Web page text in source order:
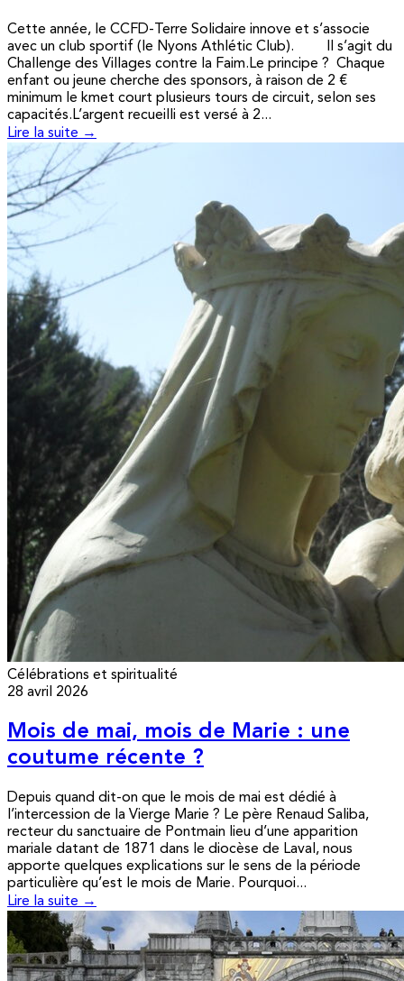
Cette année, le CCFD-Terre Solidaire innove et s’associe
avec un club sportif (le Nyons Athlétic Club). Il s’agit du
Challenge des Villages contre la Faim.Le principe ? Chaque
enfant ou jeune cherche des sponsors, à raison de 2 €
minimum le kmet court plusieurs tours de circuit, selon ses
capacités.L’argent recueilli est versé à 2...
Lire la suite →
Célébrations et spiritualité
28 avril 2026
Mois de mai, mois de Marie : une
coutume récente ?
Depuis quand dit-on que le mois de mai est dédié à
l’intercession de la Vierge Marie ? Le père Renaud Saliba,
recteur du sanctuaire de Pontmain lieu d’une apparition
mariale datant de 1871 dans le diocèse de Laval, nous
apporte quelques explications sur le sens de la période
particulière qu’est le mois de Marie. Pourquoi...
Lire la suite →